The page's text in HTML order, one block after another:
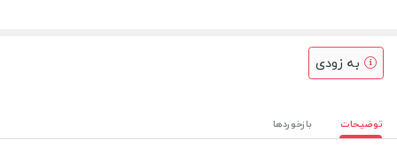
به زودی
توضیحات بازخوردها